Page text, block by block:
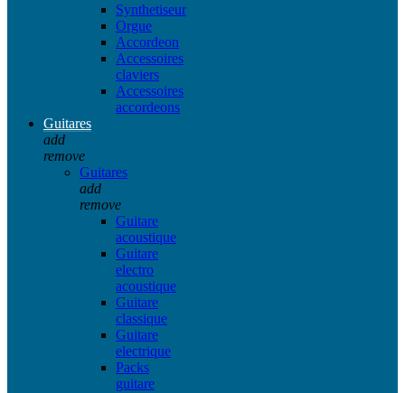
Synthetiseur
Orgue
Accordeon
Accessoires
claviers
Accessoires
accordeons
Guitares
add
remove
Guitares
add
remove
Guitare
acoustique
Guitare
electro
acoustique
Guitare
classique
Guitare
electrique
Packs
guitare